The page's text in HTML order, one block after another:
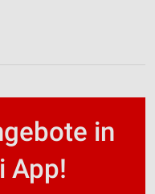
in
App!